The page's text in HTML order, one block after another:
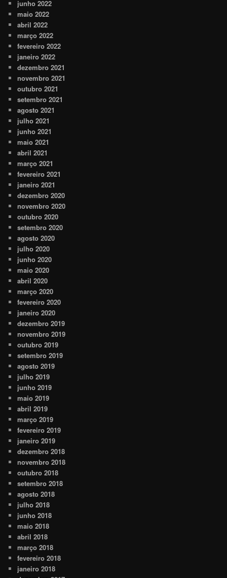
junho 2022
maio 2022
abril 2022
março 2022
fevereiro 2022
janeiro 2022
dezembro 2021
novembro 2021
outubro 2021
setembro 2021
agosto 2021
julho 2021
junho 2021
maio 2021
abril 2021
março 2021
fevereiro 2021
janeiro 2021
dezembro 2020
novembro 2020
outubro 2020
setembro 2020
agosto 2020
julho 2020
junho 2020
maio 2020
abril 2020
março 2020
fevereiro 2020
janeiro 2020
dezembro 2019
novembro 2019
outubro 2019
setembro 2019
agosto 2019
julho 2019
junho 2019
maio 2019
abril 2019
março 2019
fevereiro 2019
janeiro 2019
dezembro 2018
novembro 2018
outubro 2018
setembro 2018
agosto 2018
julho 2018
junho 2018
maio 2018
abril 2018
março 2018
fevereiro 2018
janeiro 2018